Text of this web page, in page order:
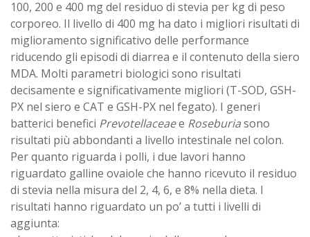
100, 200 e 400 mg del residuo di stevia per kg di peso
corporeo. Il livello di 400 mg ha dato i migliori risultati di
miglioramento significativo delle performance
riducendo gli episodi di diarrea e il contenuto della siero
MDA. Molti parametri biologici sono risultati
decisamente e significativamente migliori (T-SOD, GSH-
PX nel siero e CAT e GSH-PX nel fegato). I generi
batterici benefici Prevotellaceaee Roseburiasono
risultati più abbondanti a livello intestinale nel colon.
Per quanto riguarda i polli, i due lavori hanno
riguardato galline ovaiole che hanno ricevuto il residuo
di stevia nella misura del 2, 4, 6, e 8% nella dieta. I
risultati hanno riguardato un po’ a tutti i livelli di
aggiunta: